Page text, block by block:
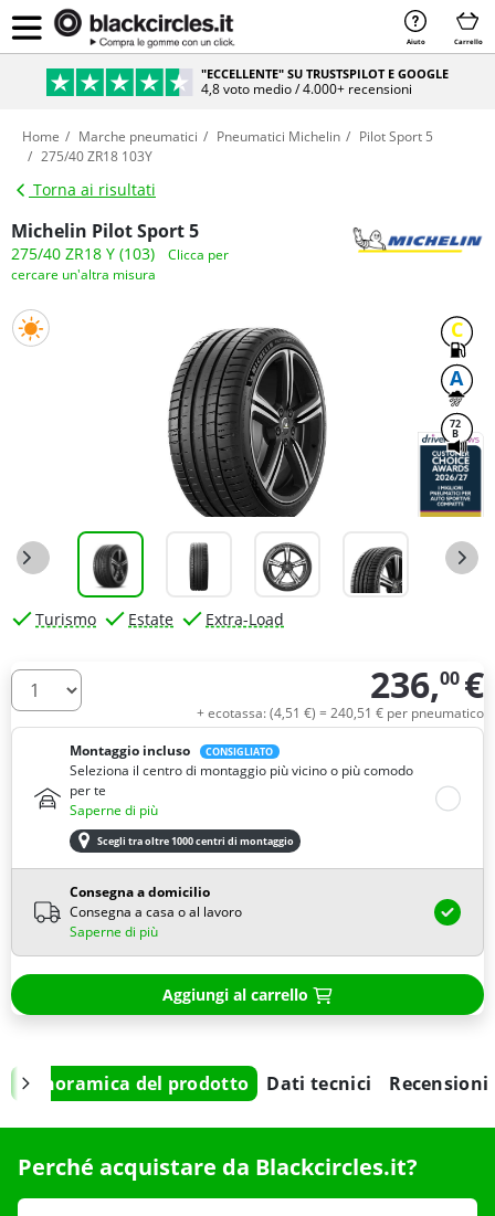
Aiuto Carrello
"ECCELLENTE" SU TRUSTSPILOT E GOOGLE
4,8 voto medio / 4.000+ recensioni
Home Marche pneumatici Pneumatici Michelin
Pilot Sport 5
275/40 ZR18 103Y
Torna ai risultati
Michelin Pilot Sport 5
275/40 ZR18 Y (103)
Clicca per
cercare un'altra misura
C
A
72
B
Turismo Estate Extra-Load
Quantità 236,00 €
+ ecotassa: (4,51 €) = 240,51 € per pneumatico
Montaggio incluso
CONSIGLIATO
Seleziona il centro di montaggio più vicino o più comodo
per te
Saperne di più
Scegli tra oltre 1000 centri di montaggio
Consegna a domicilio
Consegna a casa o al lavoro
Saperne di più
Aggiungi al carrello
Panoramica del prodotto Dati tecnici Recensioni
Perché acquistare da Blackcircles.it?